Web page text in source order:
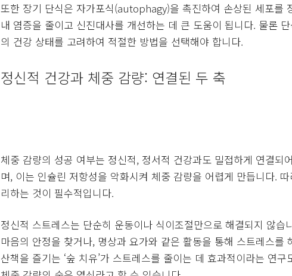
또한 장기 단식은 자가포식(autophagy)을 촉진하여 손상된 세포를
내 염증을 줄이고 신진대사를 개선하는 데 큰 도움이 됩니다. 물론
의 건강 상태를 고려하여 적절한 방법을 선택해야 합니다.
정신적 건강과 체중 감량: 연결된 두 축
체중 감량의 성공 여부는 정신적, 정서적 건강과도 밀접하게 연결되
며, 이는 인슐린 저항성을 악화시켜 체중 감량을 어렵게 만듭니다.
리하는 것이 필수적입니다.
정신적 스트레스는 단순히 운동이나 식이조절만으로 해결되지 않
마음의 안정을 찾거나, 명상과 요가와 같은 활동을 통해 스트레스
산책을 즐기는 ‘숲 치유’가 스트레스를 줄이는 데 효과적이라는 연